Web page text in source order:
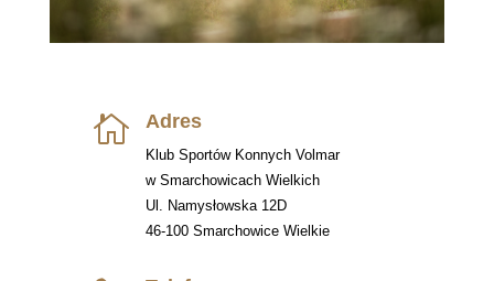
 Adres
Klub Sportów Konnych Volmar
w Smarchowicach Wielkich
Ul. Namysłowska 12D
46-100 Smarchowice Wielkie